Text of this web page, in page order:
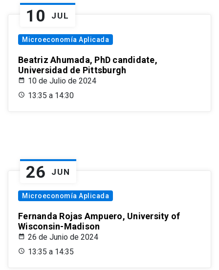
10 JUL
Microeconomía Aplicada
Beatriz Ahumada, PhD candidate,
Universidad de Pittsburgh
10 de Julio de 2024
13:35 a 14:30
26 JUN
Microeconomía Aplicada
Fernanda Rojas Ampuero, University of
Wisconsin-Madison
26 de Junio de 2024
13:35 a 14:35